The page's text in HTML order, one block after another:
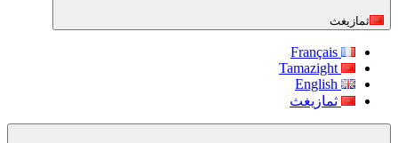
ثمازيغث
Français
Tamazight
English
ثمازيغث